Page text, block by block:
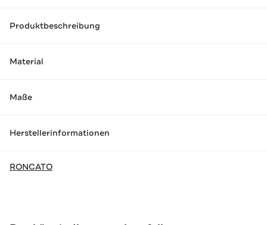
Produktbeschreibung
Material
Maße
Herstellerinformationen
RONCATO